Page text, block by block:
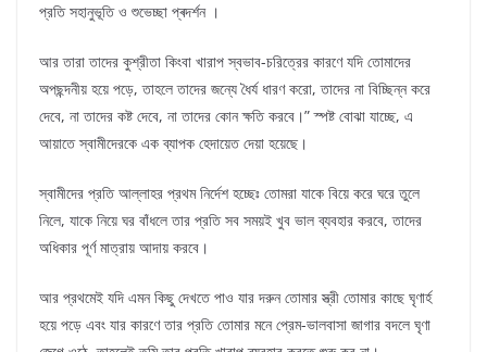
প্রতি সহানুভূতি ও শুভেচ্ছা প্ৰদৰ্শন ।
আর তারা তাদের কুশ্রীতা কিংবা খারাপ স্বভাব-চরিত্রের কারণে যদি তোমাদের
অপছন্দনীয় হয়ে পড়ে, তাহলে তাদের জন্যে ধৈর্য ধারণ করো, তাদের না বিচ্ছিন্ন করে
দেবে, না তাদের কষ্ট দেবে, না তাদের কোন ক্ষতি করবে।” স্পষ্ট বোঝা যাচ্ছে, এ
আয়াতে স্বামীদেরকে এক ব্যাপক হেদায়েত দেয়া হয়েছে।
স্বামীদের প্রতি আল্লাহর প্রথম নির্দেশ হচ্ছেঃ তোমরা যাকে বিয়ে করে ঘরে তুলে
নিলে, যাকে নিয়ে ঘর বাঁধলে তার প্রতি সব সময়ই খুব ভাল ব্যবহার করবে, তাদের
অধিকার পূর্ণ মাত্রায় আদায় করবে।
আর প্রথমেই যদি এমন কিছু দেখতে পাও যার দরুন তোমার স্ত্রী তোমার কাছে ঘৃণার্হ
হয়ে পড়ে এবং যার কারণে তার প্রতি তোমার মনে প্রেম-ভালবাসা জাগার বদলে ঘৃণা